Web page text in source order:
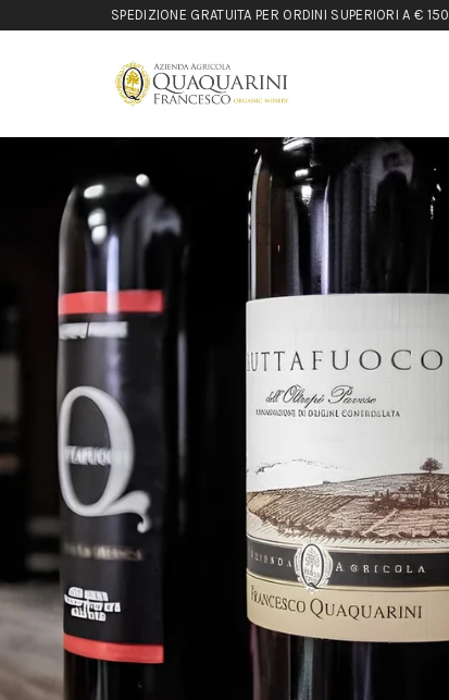
SPEDIZIONE GRATUITA PER ORDINI SUPERIORI A € 150